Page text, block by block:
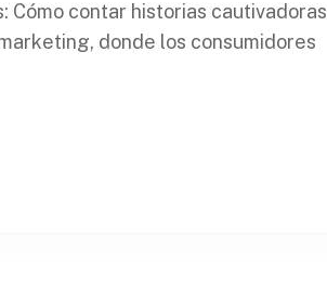
contar historias cautivadoras
donde los consumidores